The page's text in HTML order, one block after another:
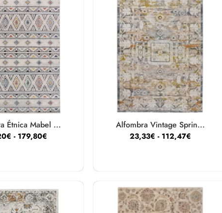
Étnica Mabel ...
€ - 179,80€
Alfombra Vintage Sprin...
23,33€ - 112,47€